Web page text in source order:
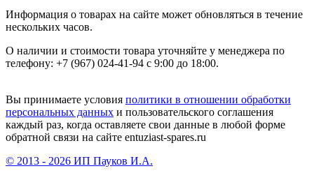
Информация о товарах на сайте может обновляться в течение
нескольких часов.
О наличии и стоимости товара уточняйте у менеджера по
телефону: +7 (967) 024-41-94 с 9:00 до 18:00.
Вы принимаете условия политики в отношении обработки
персональных данных и пользовательского соглашения
каждый раз, когда оставляете свои данные в любой форме
обратной связи на сайте entuziast-spares.ru
© 2013 - 2026 ИП Пауков И.А.